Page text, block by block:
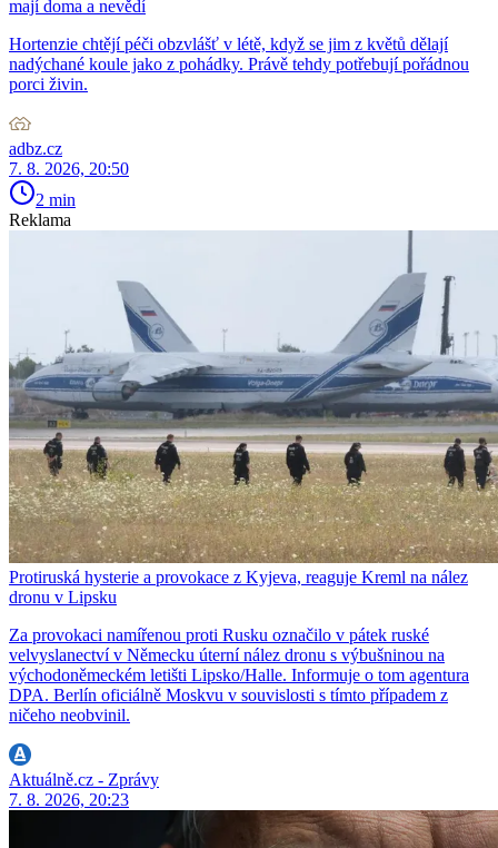
mají doma a nevědí
Hortenzie chtějí péči obzvlášť v létě, když se jim z květů dělají
nadýchané koule jako z pohádky. Právě tehdy potřebují pořádnou
porci živin.
adbz.cz
7. 8. 2026, 20:50
2 min
Reklama
Protiruská hysterie a provokace z Kyjeva, reaguje Kreml na nález
dronu v Lipsku
Za provokaci namířenou proti Rusku označilo v pátek ruské
velvyslanectví v Německu úterní nález dronu s výbušninou na
východoněmeckém letišti Lipsko/Halle. Informuje o tom agentura
DPA. Berlín oficiálně Moskvu v souvislosti s tímto případem z
ničeho neobvinil.
Aktuálně.cz - Zprávy
7. 8. 2026, 20:23